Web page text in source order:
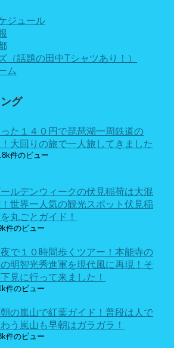
ジュール
（話題の田中Tシャツあり！）
ム
グ
た１４０円で琵琶湖一周鉄道の
大回りの旅で一人旅してきました
件のビュー
ールデンウィークの伏見稲荷は大混
世界一人気の観光スポット伏見稲
丸ごとガイド！
件のビュー
で１０時間歩くツアー！本能寺の
明智光秀進軍を現代風に再現！そ
見に行って来ました！
件のビュー
の嵐山で紅葉ガイド！普段は人で
う嵐山も早朝はガラガラ！
件のビュー